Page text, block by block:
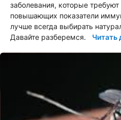
заболевания, которые
повышающих показатели
лучше всегда выбирать
Давайте разберемся. Читать